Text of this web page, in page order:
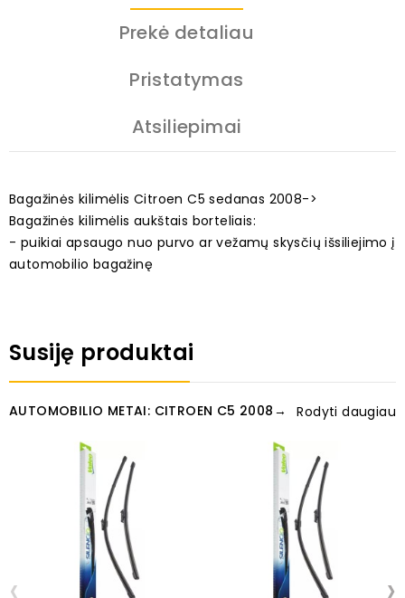
Prekė detaliau
Pristatymas
Atsiliepimai
Bagažinės kilimėlis Citroen C5 sedanas 2008->
Bagažinės kilimėlis aukštais borteliais:
- puikiai apsaugo nuo purvo ar vežamų skysčių išsiliejimo į
automobilio bagažinę
Susiję produktai
AUTOMOBILIO METAI: CITROEN C5 2008→ Rodyti daugiau